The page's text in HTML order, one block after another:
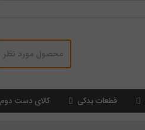
قطعات یدکی کالای دست دوم